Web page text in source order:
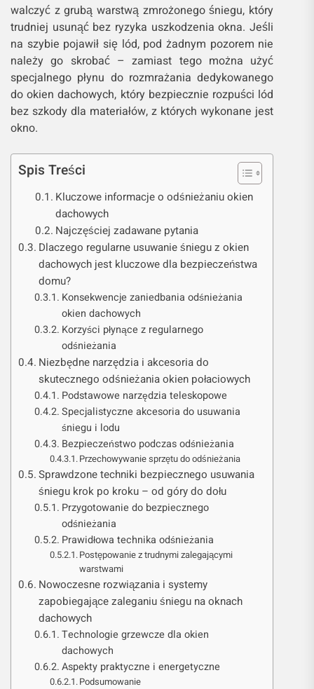
walczyć z grubą warstwą zmrożonego śniegu, który
trudniej usunąć bez ryzyka uszkodzenia okna. Jeśli
na szybie pojawił się lód, pod żadnym pozorem nie
należy go skrobać – zamiast tego można użyć
specjalnego płynu do rozmrażania dedykowanego
do okien dachowych, który bezpiecznie rozpuści lód
bez szkody dla materiałów, z których wykonane jest
okno.
Spis Treści
Kluczowe informacje o odśnieżaniu okien
dachowych
Najczęściej zadawane pytania
Dlaczego regularne usuwanie śniegu z okien
dachowych jest kluczowe dla bezpieczeństwa
domu?
Konsekwencje zaniedbania odśnieżania
okien dachowych
Korzyści płynące z regularnego
odśnieżania
Niezbędne narzędzia i akcesoria do
skutecznego odśnieżania okien połaciowych
Podstawowe narzędzia teleskopowe
Specjalistyczne akcesoria do usuwania
śniegu i lodu
Bezpieczeństwo podczas odśnieżania
Przechowywanie sprzętu do odśnieżania
Sprawdzone techniki bezpiecznego usuwania
śniegu krok po kroku – od góry do dołu
Przygotowanie do bezpiecznego
odśnieżania
Prawidłowa technika odśnieżania
Postępowanie z trudnymi zalegającymi
warstwami
Nowoczesne rozwiązania i systemy
zapobiegające zaleganiu śniegu na oknach
dachowych
Technologie grzewcze dla okien
dachowych
Aspekty praktyczne i energetyczne
Podsumowanie